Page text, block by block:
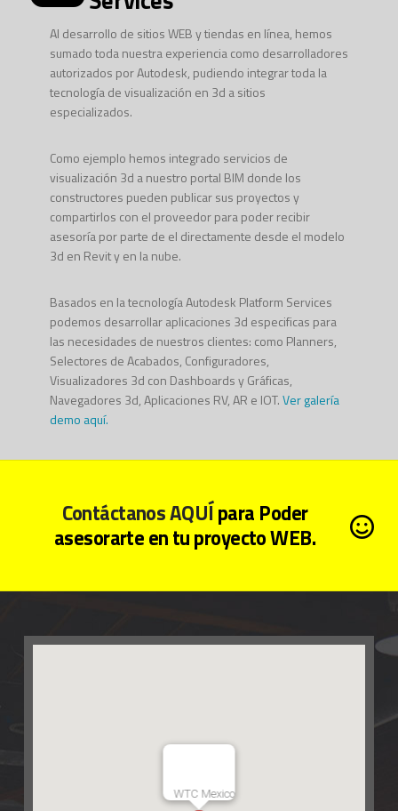
Al desarrollo de sitios WEB y tiendas en línea, hemos
sumado toda nuestra experiencia como desarrolladores
autorizados por Autodesk, pudiendo integrar toda la
tecnología de visualización en 3d a sitios
especializados.
Como ejemplo hemos integrado servicios de
visualización 3d a nuestro portal BIM donde los
constructores pueden publicar sus proyectos y
compartirlos con el proveedor para poder recibir
asesoría por parte de el directamente desde el modelo
3d en Revit y en la nube.
Basados en la tecnología Autodesk Platform Services
podemos desarrollar aplicaciones 3d especificas para
las necesidades de nuestros clientes: como Planners,
Selectores de Acabados, Configuradores,
Visualizadores 3d con Dashboards y Gráficas,
Navegadores 3d, Aplicaciones RV, AR e IOT.Ver galería
demo aquí.
Contáctanos AQUÍpara Poder
asesorarte en tu proyecto WEB.
WTC Mexico